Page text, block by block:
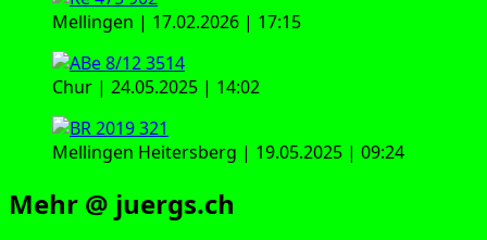
Mellingen | 17.02.2026 | 17:15
Chur | 24.05.2025 | 14:02
Mellingen Heitersberg | 19.05.2025 | 09:24
Mehr @ juergs.ch